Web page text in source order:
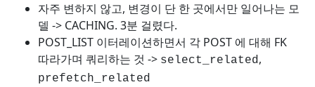
자주 변하지 않고, 변경이 단 한 곳에서만 일어나는 모
델 -> CACHING. 3분 걸렸다.
POST_LIST 이터레이션하면서 각 POST 에 대해 FK
따라가며 쿼리하는 것 -> select_related,
prefetch_related